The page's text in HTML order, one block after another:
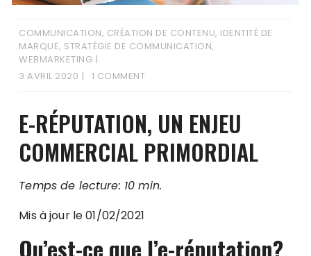
COMMUNICATION, CRÉATION DE CONTENU, IDENTITÉ DE
MARQUE, STRATÉGIE DE COMMUNICATION,
WEBMARKETING
3 AVRIL 2020
1 COMMENT
E-RÉPUTATION, UN ENJEU
COMMERCIAL PRIMORDIAL
Temps de lecture: 10 min.
Mis à jour le 01/02/2021
Qu’est-ce que l’e-réputation?